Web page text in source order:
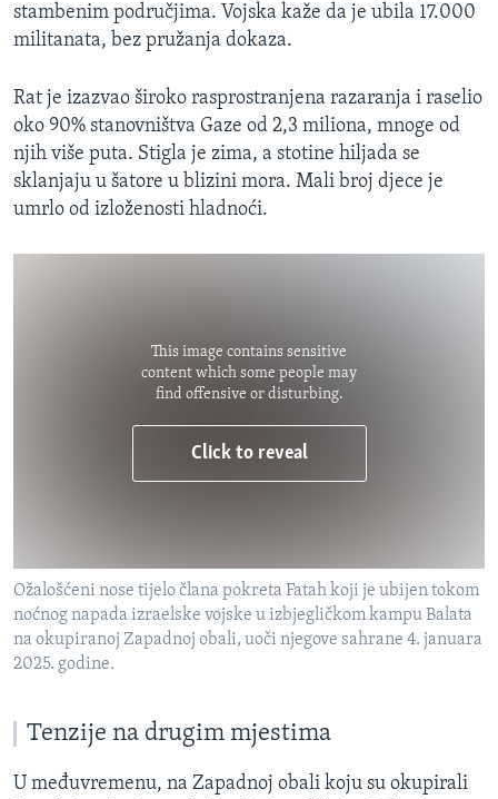
stambenim područjima. Vojska kaže da je ubila 17.000
militanata, bez pružanja dokaza.
Rat je izazvao široko rasprostranjena razaranja i raselio
oko 90% stanovništva Gaze od 2,3 miliona, mnoge od
njih više puta. Stigla je zima, a stotine hiljada se
sklanjaju u šatore u blizini mora. Mali broj djece je
umrlo od izloženosti hladnoći.
This image contains sensitive
content which some people may
find offensive or disturbing.
Click to reveal
Ožalošćeni nose tijelo člana pokreta Fatah koji je ubijen tokom
noćnog napada izraelske vojske u izbjegličkom kampu Balata
na okupiranoj Zapadnoj obali, uoči njegove sahrane 4. januara
2025. godine.
Tenzije na drugim mjestima
U međuvremenu, na Zapadnoj obali koju su okupirali